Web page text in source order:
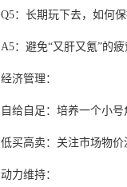
Q5：长期玩下去，如何
A5：避免“又肝又氪”的
经济管理：
自给自足：培养一个小
低买高卖：关注市场物价
动力维持：